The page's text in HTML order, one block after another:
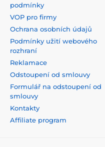
podmínky
VOP pro firmy
Ochrana osobních údajů
Podmínky užití webového
rozhraní
Reklamace
Odstoupení od smlouvy
Formulář na odstoupení od
smlouvy
Kontakty
Affiliate program